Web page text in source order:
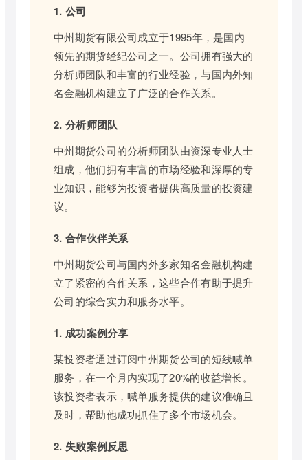
1. 公司
中州期货有限公司成立于1995年，是国内
领先的期货经纪公司之一。公司拥有强大的
分析师团队和丰富的行业经验，与国内外知
名金融机构建立了广泛的合作关系。
2. 分析师团队
中州期货公司的分析师团队由资深专业人士
组成，他们拥有丰富的市场经验和深厚的专
业知识，能够为投资者提供高质量的投资建
议。
3. 合作伙伴关系
中州期货公司与国内外多家知名金融机构建
立了紧密的合作关系，这些合作有助于提升
公司的综合实力和服务水平。
1. 成功案例分享
某投资者通过订阅中州期货公司的短线喊单
服务，在一个月内实现了20%的收益增长。
该投资者表示，喊单服务提供的建议准确且
及时，帮助他成功抓住了多个市场机会。
2. 失败案例反思